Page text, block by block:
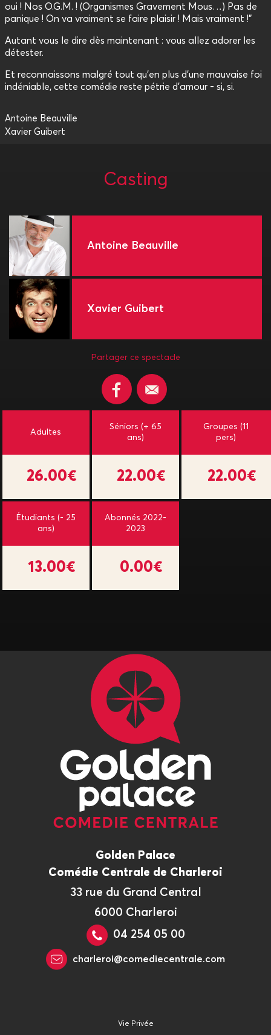
oui ! Nos O.G.M. ! (Organismes Gravement Mous…) Pas de
panique ! On va vraiment se faire plaisir ! Mais vraiment !”
Autant vous le dire dès maintenant : vous allez adorer les
détester.
Et reconnaissons malgré tout qu’en plus d’une mauvaise foi
indéniable, cette comédie reste pétrie d’amour - si, si.
Antoine Beauville
Xavier Guibert
Casting
Antoine Beauville
Xavier Guibert
Partager ce spectacle
Adultes
26.00€
Séniors (+ 65
ans)
22.00€
Groupes (11
pers)
22.00€
Étudiants (- 25
ans)
13.00€
Abonnés 2022-
2023
0.00€
Golden Palace
Comédie Centrale de Charleroi
33 rue du Grand Central
6000 Charleroi
04 254 05 00
charleroi@comediecentrale.com
Vie Privée